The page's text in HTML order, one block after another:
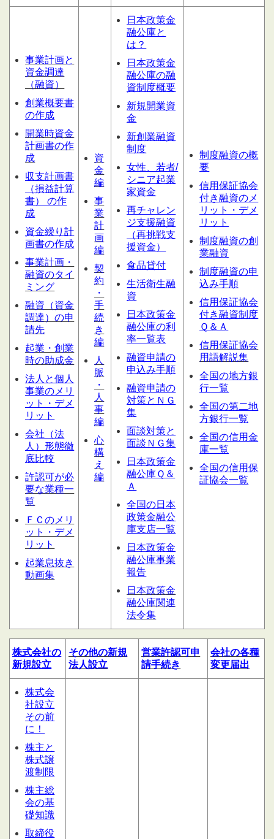
事業計画と
資金調達
（融資）
創業概要書
の作成
開業時資金
計画書の作
成
収支計画書
（損益計算
書） の作
成
資金繰り計
画書の作成
事業計画・
融資のタイ
ミング
融資（資金
調達）の申
請先
起業・創業
時の助成金
法人と個人
事業のメリ
ット・デメ
リット
会社（法
人）形態徹
底比較
許認可が必
要な業種一
覧
ＦＣのメリ
ット・デメ
リット
起業息抜き
動画集
資
金
編
事
業
計
画
編
契
約
・
手
続
き
編
人
脈
・
人
事
編
心
構
え
編
日本政策金
融公庫と
は？
日本政策金
融公庫の融
資制度概要
新規開業資
金
新創業融資
制度
女性、若者/
シニア起業
家資金
再チャレン
ジ支援融資
（再挑戦支
援資金）
食品貸付
生活衛生融
資
日本政策金
融公庫の利
率一覧表
融資申請の
申込み手順
融資申請の
対策とＮＧ
集
面談対策と
面談ＮＧ集
日本政策金
融公庫Ｑ＆
Ａ
全国の日本
政策金融公
庫支店一覧
日本政策金
融公庫事業
報告
日本政策金
融公庫関連
法令集
制度融資の概
要
信用保証協会
付き融資のメ
リット・デメ
リット
制度融資の創
業融資
制度融資の申
込み手順
信用保証協会
付き融資制度
Ｑ＆Ａ
信用保証協会
用語解説集
全国の地方銀
行一覧
全国の第二地
方銀行一覧
全国の信用金
庫一覧
全国の信用保
証協会一覧
株式会社の
新規設立
その他の新規
法人設立
営業許認可申
請手続き
会社の各種
変更届出
株式会
社設立
その前
に！
株主と
株式譲
渡制限
株主総
会の基
礎知識
取締役